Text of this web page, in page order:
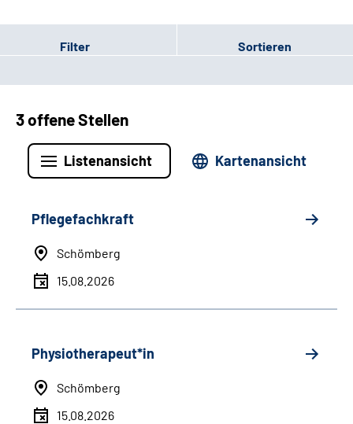
Filter Sortieren
3 offene Stellen
Listenansicht Kartenansicht
Pflegefachkraft
Schömberg
15.08.2026
Physiotherapeut*in
Schömberg
15.08.2026